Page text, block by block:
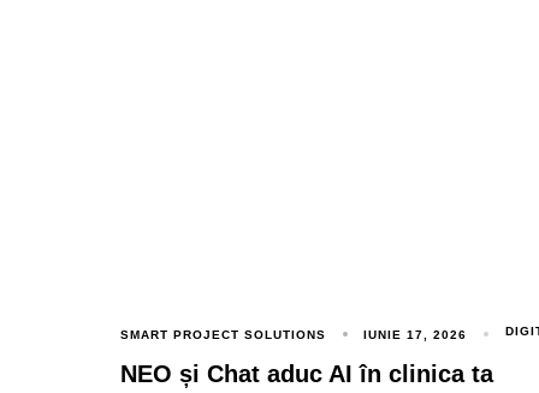
SMART PROJECT SOLUTIONS IUNIE 17, 2026
NEO și Chat aduc AI în clinica ta